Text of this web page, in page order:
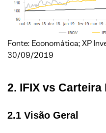
Fonte: Economática; XP
30/09/2019
2. IFIX vs
2.1 Visão Geral